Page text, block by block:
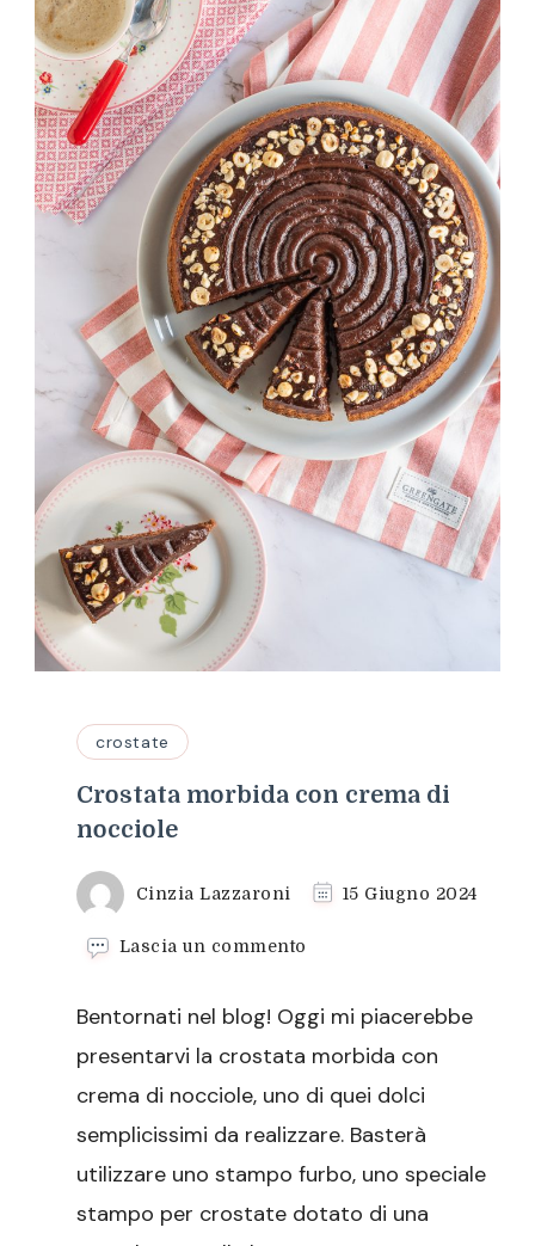
crostate
Crostata morbida con crema di
nocciole
Cinzia Lazzaroni 15 Giugno 2024
Lascia un commento
con
crema
nocciole
Bentornati nel blog! Oggi mi piacerebbe
presentarvi la crostata morbida con
crema di nocciole, uno di quei dolci
semplicissimi da realizzare. Basterà
utilizzare uno stampo furbo, uno speciale
stampo per crostate dotato di una